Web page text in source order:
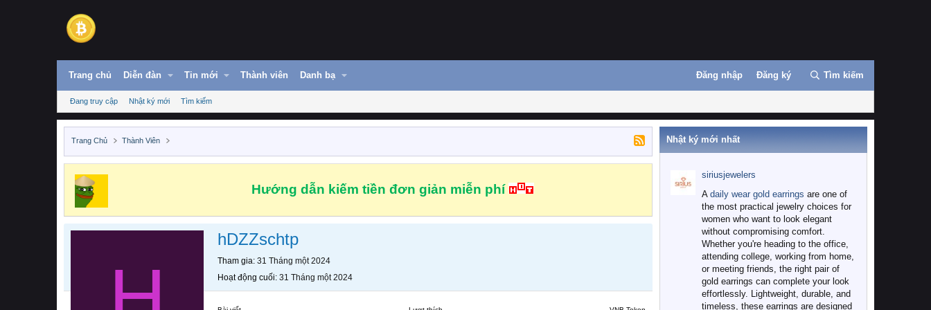
Trang chủ Diễn đàn Tin mới Thành viên Danh bạ Đăng nhập Đăng ký Tìm kiếm
Đang truy cập Nhật ký mới Tìm kiếm
Trang Chủ Thành Viên
Hướng dẫn kiếm tiền đơn giản miễn phí
hDZZschtp
Tham gia 31 Tháng một 2024
Hoạt động cuối 31 Tháng một 2024
Nhật ký mới nhất
siriusjewelers
A daily wear gold earrings are one of
the most practical jewelry choices for
women who want to look elegant
without compromising comfort.
Whether you're heading to the office,
attending college, working from home,
or meeting friends, the right pair of
gold earrings can complete your look
effortlessly. Lightweight, durable, and
timeless, these earrings are designed